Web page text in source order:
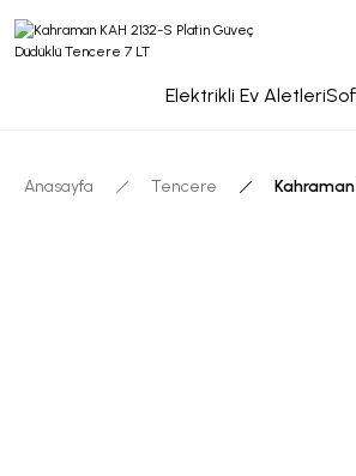
Elektrikli Ev Aletleri
Anasayfa Tencere Kahraman